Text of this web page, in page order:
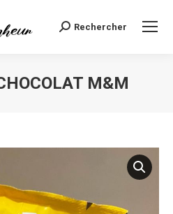
Recherche
Rechercher
M&M